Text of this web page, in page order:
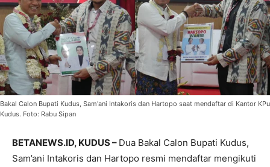
Bakal Calon Bupati Kudus, Sam'ani Intakoris dan Hartopo saat mendaftar di Kantor KPu
Kudus. Foto: Rabu Sipan
BETANEWS.ID, KUDUS – Dua Bakal Calon Bupati Kudus,
Sam’ani Intakoris dan Hartopo resmi mendaftar mengikuti